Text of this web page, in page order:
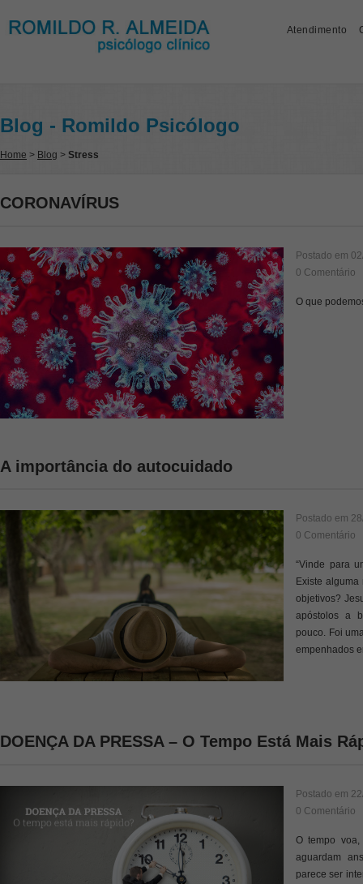
Atendimento
Blog - Romildo Psicólogo
Home > Blog > Stress
CORONAVÍRUS
Postado em
0 Comentário
O que
A importância do autocuidado
Postado em
0 Comentário
“Vinde para
Existe
objetivos?
apóstolos a
pouco. Foi
empenhados
DOENÇA DA PRESSA – O Tempo Está Mais
Postado em
0 Comentário
O tempo
aguardam
parece ser